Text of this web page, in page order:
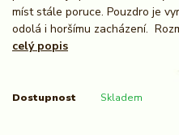
míst stále poruce. Pouzdro je
odolá i horšímu zacházení.
celý popis
Dostupnost Skladem